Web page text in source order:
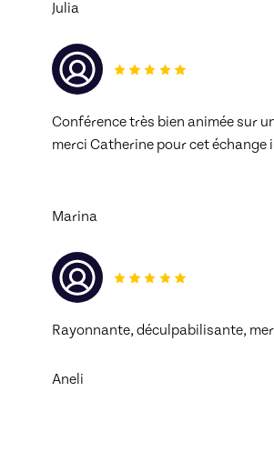
Julia
Conférence très bien animée sur
merci Catherine pour cet
Marina
Rayonnante, déculpabilisante,
Aneli